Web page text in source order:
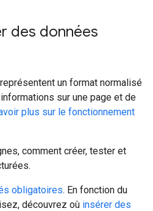
des données
un format normalisé
sur une page et de
plus sur le fonctionnement
comment créer, tester et
obligatoires. En fonction du
découvrez où insérer des